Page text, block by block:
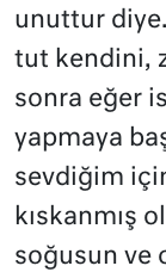
unuttur
tut kendini,
sonra eğer
yapmaya
sevdiğim
kıskanmış
soğusun ve